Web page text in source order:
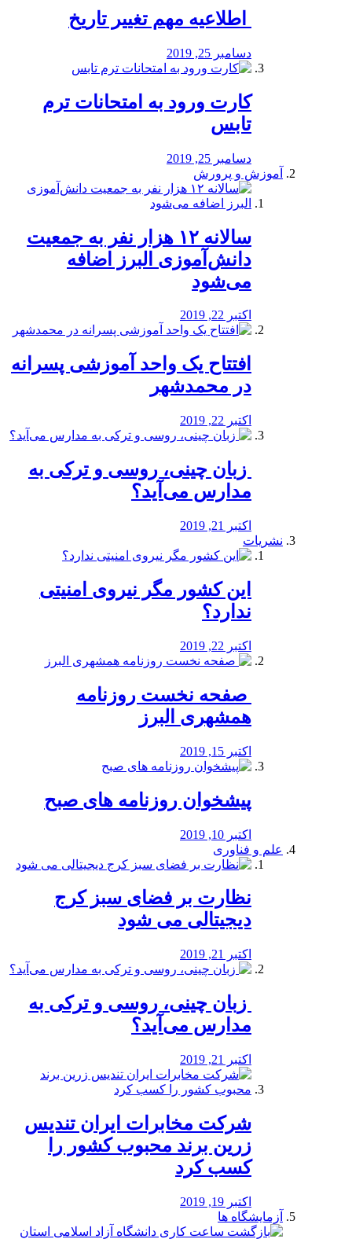
️ اطلاعیه مهم تغییر تاریخ
دسامبر 25, 2019
کارت ورود به امتحانات ترم
تابس
دسامبر 25, 2019
آموزش و پرورش
️سالانه ۱۲ هزار نفر به جمعیت
دانش‌آموزی البرز اضافه
می‌شود
اکتبر 22, 2019
افتتاح یک واحد آموزشی پسرانه
در محمدشهر
اکتبر 22, 2019
️ زبان چینی، روسی و ترکی به
مدارس می‌آید؟
اکتبر 21, 2019
نشریات
این کشور مگر نیروی امنیتی
ندارد؟
اکتبر 22, 2019
️ صفحه نخست روزنامه‌
همشهری البرز
اکتبر 15, 2019
پیشخوان روزنامه های صبح
اکتبر 10, 2019
علم و فناوری
نظارت بر فضای سبز کرج
دیجیتالی می شود
اکتبر 21, 2019
️ زبان چینی، روسی و ترکی به
مدارس می‌آید؟
اکتبر 21, 2019
شرکت مخابرات ایران تندیس
زرین برند محبوب کشور را
کسب کرد
اکتبر 19, 2019
آزمایشگاه ها